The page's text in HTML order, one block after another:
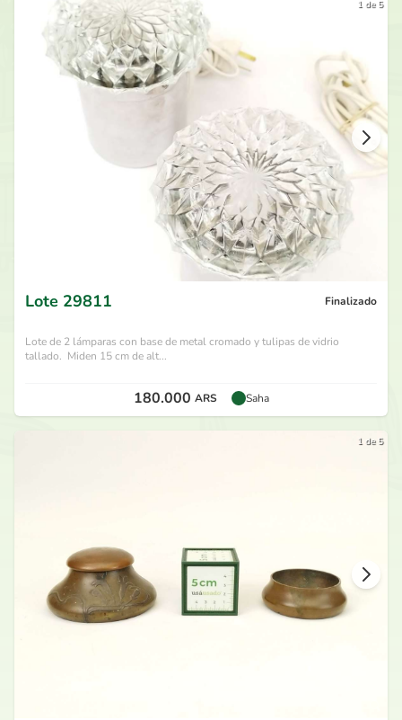
1 de 5
Lote 29811 Finalizado
Lote de 2 lámparas con base de metal cromado y tulipas de vidrio
tallado. Miden 15 cm de alt...
180.000 ARS Saha
1 de 5